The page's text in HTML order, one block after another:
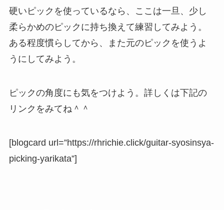
硬いピックを使っているなら、ここは一旦、少し
柔らかめのピックに持ち換えて練習してみよう。
ある程度慣らしてから、また元のピックを使うよ
うにしてみよう。
ピックの角度にも気をつけよう。詳しくは下記の
リンクをみてね＾＾
[blogcard url=”https://rhrichie.click/guitar-syosinsya-
picking-yarikata”]